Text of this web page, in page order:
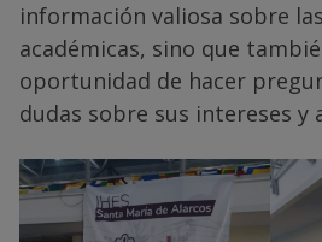
información valiosa sobre
académicas, sino que
oportunidad de hacer
dudas sobre sus intereses y